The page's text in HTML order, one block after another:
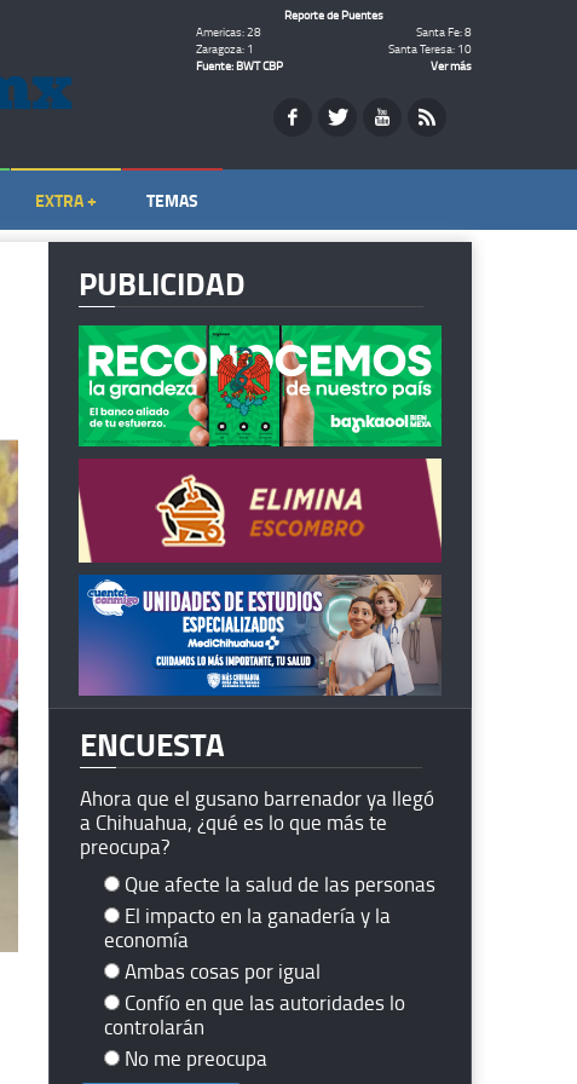
Reporte de Puentes
Americas: 28
Santa Fe: 8
Zaragoza: 1
Santa Teresa: 10
Fuente: BWT CBP
Ver más
EXTRA + TEMAS
PUBLICIDAD
ENCUESTA
Ahora que el gusano barrenador ya llegó
a Chihuahua, ¿qué es lo que más te
preocupa?
Que afecte la salud de las personas
El impacto en la ganadería y la
economía
Ambas cosas por igual
Confío en que las autoridades lo
controlarán
No me preocupa